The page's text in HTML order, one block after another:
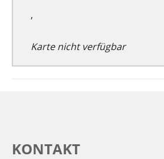
,
Karte nicht verfügbar
KONTAKT